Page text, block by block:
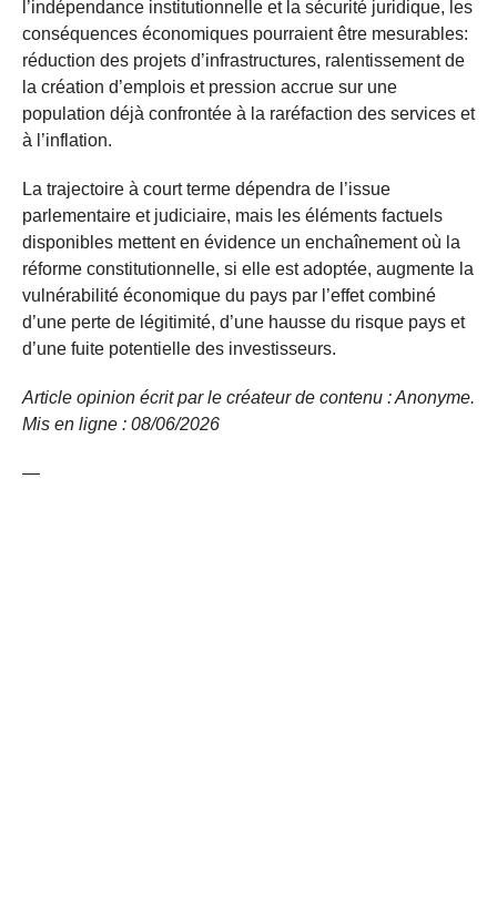
l’indépendance institutionnelle et la sécurité juridique, les
conséquences économiques pourraient être mesurables:
réduction des projets d’infrastructures, ralentissement de
la création d’emplois et pression accrue sur une
population déjà confrontée à la raréfaction des services et
à l’inflation.
La trajectoire à court terme dépendra de l’issue
parlementaire et judiciaire, mais les éléments factuels
disponibles mettent en évidence un enchaînement où la
réforme constitutionnelle, si elle est adoptée, augmente la
vulnérabilité économique du pays par l’effet combiné
d’une perte de légitimité, d’une hausse du risque pays et
d’une fuite potentielle des investisseurs.
Article opinion écrit par le créateur de contenu : Anonyme.
Mis en ligne : 08/06/2026
—